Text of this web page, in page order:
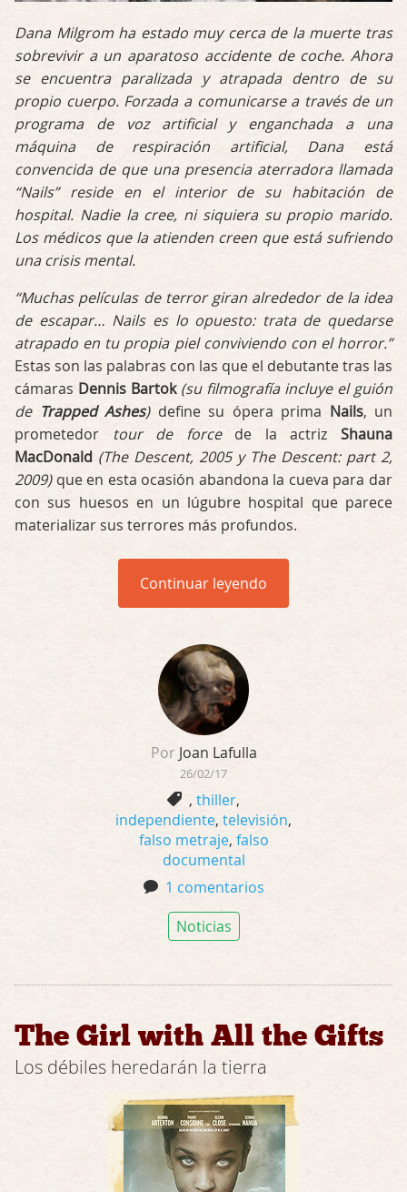
Dana Milgrom ha estado muy cerca de la muerte tras
sobrevivir a un aparatoso accidente de coche. Ahora
se encuentra paralizada y atrapada dentro de su
propio cuerpo. Forzada a comunicarse a través de un
programa de voz artificial y enganchada a una
máquina de respiración artificial, Dana está
convencida de que una presencia aterradora llamada
“Nails” reside en el interior de su habitación de
hospital. Nadie la cree, ni siquiera su propio marido.
Los médicos que la atienden creen que está sufriendo
una crisis mental.
“Muchas películas de terror giran alrededor de la idea
de escapar… Nails es lo opuesto: trata de quedarse
atrapado en tu propia piel conviviendo con el horror.”
Estas son las palabras con las que el debutante tras las
cámaras Dennis Bartok (su filmografía incluye el guión
de Trapped Ashes)define su ópera prima Nails, un
prometedor
tour de forcede la actrizShauna
MacDonald (The Descent, 2005 y The Descent: part 2,
2009)que en esta ocasión abandona la cueva para dar
con sus huesos en un lúgubre hospital que parece
materializar sus terrores más profundos.
Continuar leyendo
PorJoan Lafulla
26/02/17
, thiller,
independiente, televisión,
falso metraje, falso
documental
1 comentarios
Noticias
The Girl with All the Gifts
Los débiles heredarán la tierra